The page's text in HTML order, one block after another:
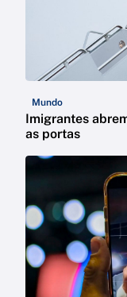
Mundo
Imigrantes
as portas